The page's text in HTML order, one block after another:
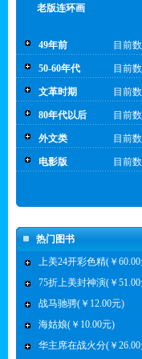
老版连环画
49年前 目前
50-60年代 目前
文革时期 目前
80年代以后 目前
外文类 目前
电影版 目前
热门图书
上美24开彩色精(￥
75折上美封神演(￥
战马驰骋(￥12.00元)
海姑娘(￥10.00元)
华主席在战火分(￥